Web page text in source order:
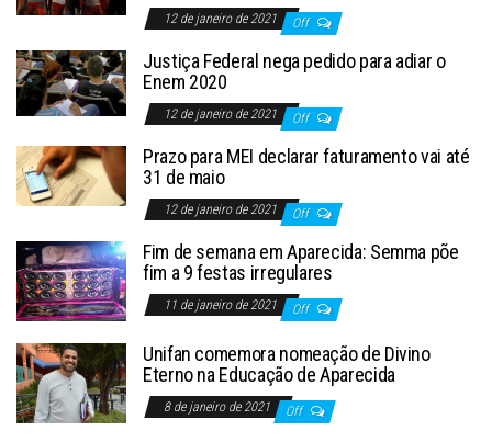
12 de janeiro de 2021 Off
Justiça Federal nega pedido para adiar o
Enem 2020
12 de janeiro de 2021 Off
Prazo para MEI declarar faturamento vai até
31 de maio
12 de janeiro de 2021 Off
Fim de semana em Aparecida: Semma põe
fim a 9 festas irregulares
11 de janeiro de 2021 Off
Unifan comemora nomeação de Divino
Eterno na Educação de Aparecida
8 de janeiro de 2021 Off